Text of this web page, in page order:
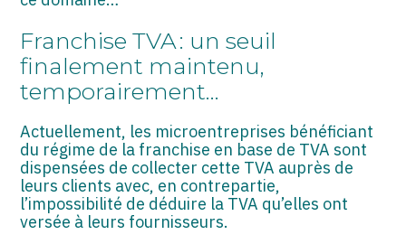
Franchise TVA : un seuil
finalement maintenu,
temporairement…
Actuellement, les microentreprises bénéficiant
du régime de la franchise en base de TVA sont
dispensées de collecter cette TVA auprès de
leurs clients avec, en contrepartie,
l’impossibilité de déduire la TVA qu’elles ont
versée à leurs fournisseurs.